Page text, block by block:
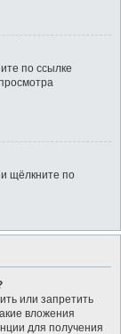
по ссылке
щёлкните по
или запретить
вложения
для получения